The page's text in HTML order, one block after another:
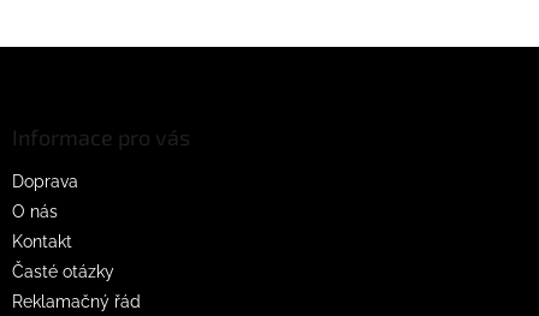
Informace pro vás
Doprava
O nás
Kontakt
Časté otázky
Reklamačný řád